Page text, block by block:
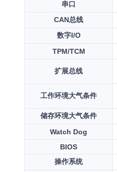
串口
CAN总线
数字I/O
TPM/TCM
扩展总线
工作环境大气条件
储存环境大气条件
Watch Dog
BIOS
操作系统